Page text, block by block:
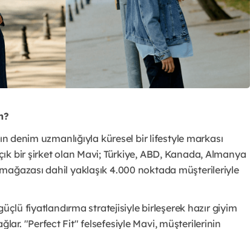
denim uzmanlığıyla küresel bir lifestyle markası
bir şirket olan Mavi; Türkiye, ABD, Kanada, Almanya
dahil yaklaşık 4.000 noktada müşterileriyle
fiyatlandırma stratejisiyle birleşerek hazır giyim
"Perfect Fit" felsefesiyle Mavi, müşterilerinin